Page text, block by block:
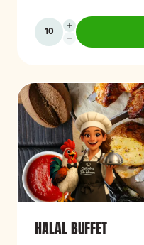
HALAL BUFFET